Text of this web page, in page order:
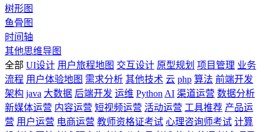
树形图
鱼骨图
时间轴
其他思维导图
全部 UI设计 用户旅程地图 交互设计 原型规划 项目管理 业务
流程 用户体验地图 需求分析 其他技术 云 php 算法 前端开发
架构 java 大数据 后端开发 运维 Python AI 渠道运营 数据分析
新媒体运营 内容运营 短视频运营 活动运营 工具推荐 产品运
营 用户运营 电商运营 教师资格证考试 心理咨询师考试 计算